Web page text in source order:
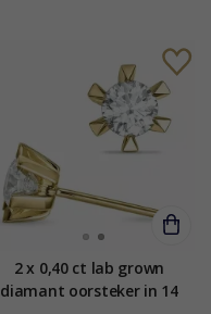
2 x 0,40 ct lab grown
diamant oorsteker in 14